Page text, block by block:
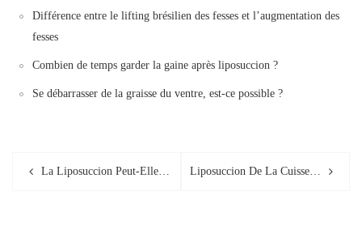
Différence entre le lifting brésilien des fesses et l’augmentation des
fesses
Combien de temps garder la gaine après liposuccion ?
Se débarrasser de la graisse du ventre, est-ce possible ?
Post
navigation
La Liposuccion Peut-Elle Éliminer L’excès De Graisse Sur Mon Abdomen ? Liposuccion De La Cuisse : Toutes Les Informations